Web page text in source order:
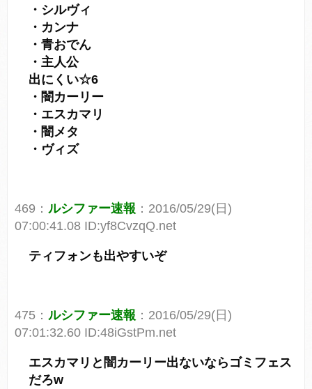
・シルヴィ
・カンナ
・青おでん
・主人公
出にくい☆6
・闇カーリー
・エスカマリ
・闇メタ
・ヴィズ
469： ルシファー速報 ：2016/05/29(日)
07:00:41.08 ID:yf8CvzqQ.net
ティフォンも出やすいぞ
475： ルシファー速報 ：2016/05/29(日)
07:01:32.60 ID:48iGstPm.net
エスカマリと闇カーリー出ないならゴミフェス
だろw